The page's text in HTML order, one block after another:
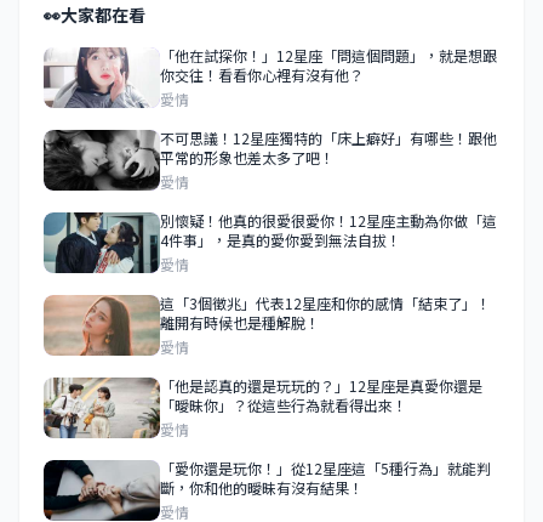
👀大家都在看
「他在試探你！」12星座「問這個問題」，就是想跟
你交往！看看你心裡有沒有他？
愛情
不可思議！12星座獨特的「床上癖好」有哪些！跟他
平常的形象也差太多了吧！
愛情
別懷疑！他真的很愛很愛你！12星座主動為你做「這
4件事」，是真的愛你愛到無法自拔！
愛情
這「3個徵兆」代表12星座和你的感情「結束了」！
離開有時候也是種解脫！
愛情
「他是認真的還是玩玩的？」12星座是真愛你還是
「曖昧你」？從這些行為就看得出來！
愛情
「愛你還是玩你！」從12星座這「5種行為」就能判
斷，你和他的曖昧有沒有結果！
愛情